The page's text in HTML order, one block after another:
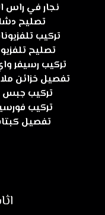
نجار في راس الخيمة
تصليح دشات
تركيب تلفزيونات
تصليح تلفزيونات
تركيب رسيفر واي
تفصيل خزائن ملابس
تركيب جبس بورد
تركيب فورسيلنج
تفصيل كبتات